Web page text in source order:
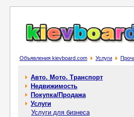
Объявления kievboard.com Услуги
Авто. Мото. Транспорт
Недвижимость
Покупка/Продажа
Услуги
Услуги для бизнеса